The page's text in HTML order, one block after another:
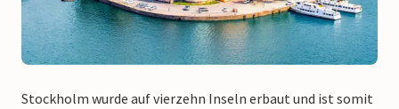
Stockholm wurde auf vierzehn Inseln erbaut und ist somit